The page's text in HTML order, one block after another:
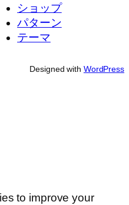
ショップ
パターン
テーマ
Designed with WordPress
to improve your